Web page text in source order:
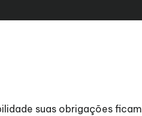
suas obrigações